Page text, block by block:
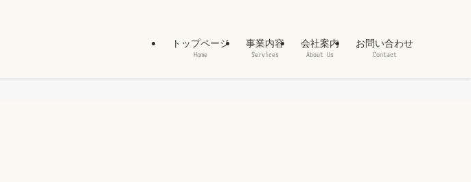
トップページ
Home
事業内容
Services
会社案内
About Us
お問い合わせ
Contact